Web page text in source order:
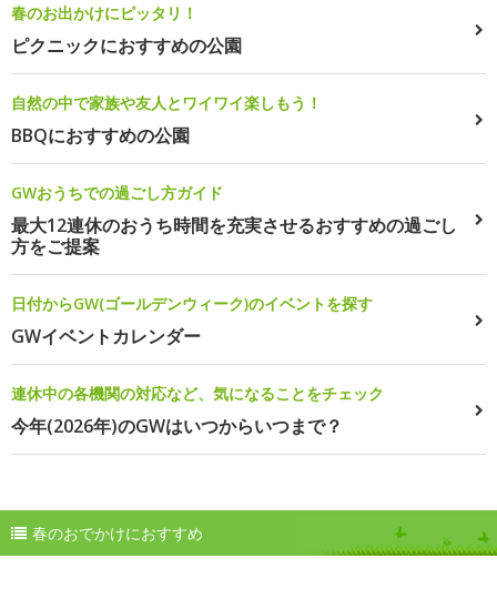
春のお出かけにピッタリ！
ピクニックにおすすめの公園
自然の中で家族や友人とワイワイ楽しもう！
BBQにおすすめの公園
GWおうちでの過ごし方ガイド
最大12連休のおうち時間を充実させるおすすめの過ごし
方をご提案
日付からGW(ゴールデンウィーク)のイベントを探す
GWイベントカレンダー
連休中の各機関の対応など、気になることをチェック
今年(2026年)のGWはいつからいつまで？
春のおでかけにおすすめ